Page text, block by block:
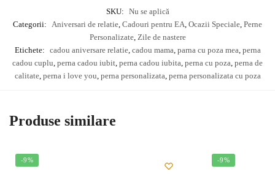
SKU: Nu se aplică
Categorii: Aniversari de relatie, Cadouri pentru EA, Ocazii Speciale, Perne
Personalizate, Zile de nastere
Etichete: cadou aniversare relatie, cadou mama, parna cu poza mea, perna
cadou cuplu, perna cadou iubit, perna cadou iubita, perna cu poza, perna de
calitate, perna i love you, perna personalizata, perna personalizata cu poza
Produse similare
-9% -9%